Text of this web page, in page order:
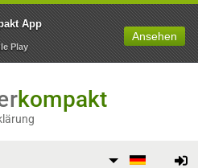
App
Play
Ansehen
kompakt